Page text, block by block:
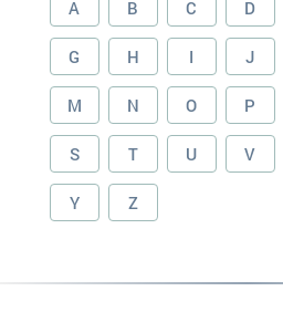
A B C D
G H I J
M N O P
S T U V
Y Z